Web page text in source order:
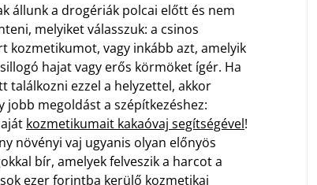
állunk a drogériák polcai előtt és nem
melyiket válasszuk: a csinos
kozmetikumot, vagy inkább azt, amelyik
hajat vagy erős körmöket ígér. Ha
találkozni ezzel a helyzettel, akkor
jobb megoldást a szépítkezéshez:
kozmetikumait kakaóvaj segítségével!
növényi vaj ugyanis olyan előnyös
bír, amelyek felveszik a harcot a
ezer forintba kerülő kozmetikai